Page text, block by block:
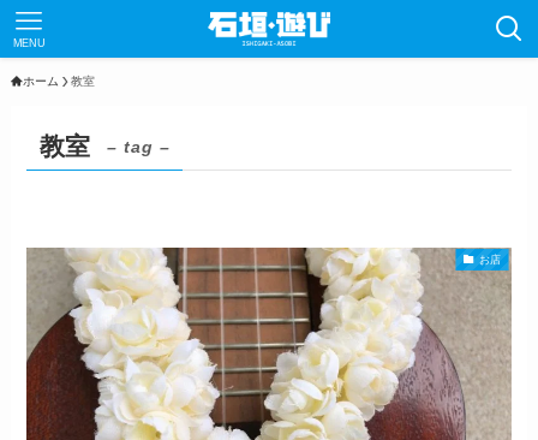
MENU
ホーム 教室
教室 – tag –
お店